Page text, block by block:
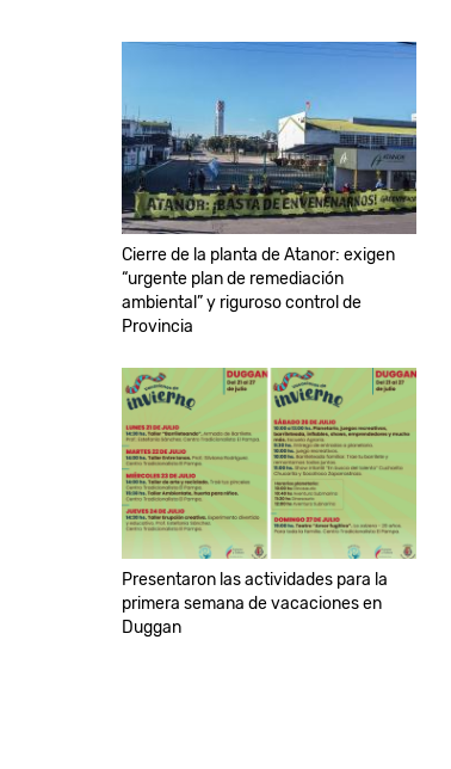
Cierre de la planta de Atanor: exigen
“urgente plan de remediación
ambiental” y riguroso control de
Provincia
Presentaron las actividades para la
primera semana de vacaciones en
Duggan